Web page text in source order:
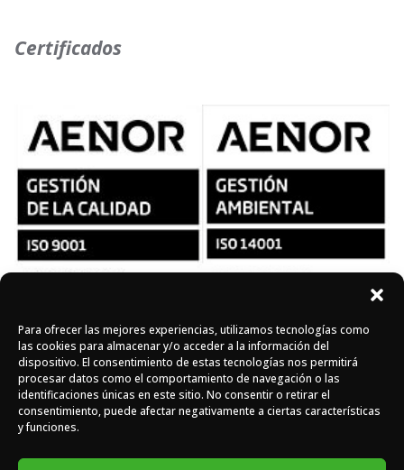
Para ofrecer las mejores experiencias, utilizamos tecnologías como
las cookies para almacenar y/o acceder a la información del
dispositivo. El consentimiento de estas tecnologías nos permitirá
procesar datos como el comportamiento de navegación o las
identificaciones únicas en este sitio. No consentir o retirar el
consentimiento, puede afectar negativamente a ciertas características
y funciones.
Certificados
Síguenos en redes
Instagram
Facebook
X